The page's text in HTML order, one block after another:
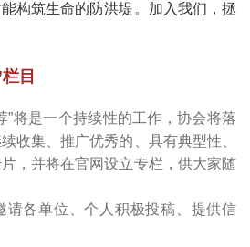
构筑生命的防洪堤。加入我们，拯
目
是一个持续性的工作，协会将落
收集、推广优秀的、具有典型性、
，并将在官网设立专栏，供大家随
请各单位、个人积极投稿、提供信